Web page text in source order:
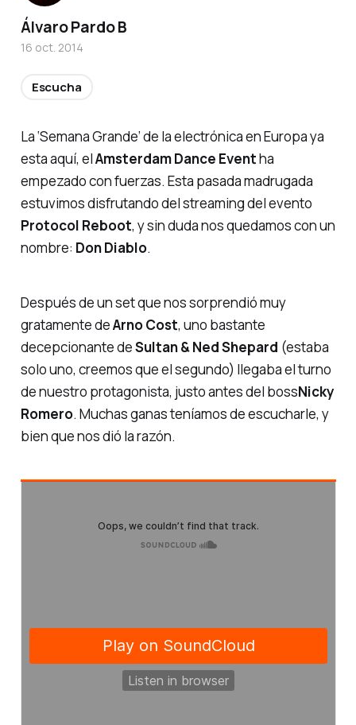
La‘Semana Grande’de la electrónica en Europa ya
esta aquí, elAmsterdam Dance Eventha
empezado con fuerzas. Esta pasada madrugada
estuvimos disfrutando delstreamingdel evento
Protocol Reboot, y sin duda nos quedamos con un
nombre: Don Diablo.
Después de un set que nos sorprendió muy
gratamente deArno Cost, uno bastante
decepcionante deSultan & Ned Shepard (estaba
solo uno, creemos que el segundo) llegaba el turno
de nuestro protagonista, justo antes del bossNicky
Romero. Muchas ganas teníamos de escucharle, y
bien que nos dió la razón.
Álvaro Pardo B
16 oct. 2014
Escucha